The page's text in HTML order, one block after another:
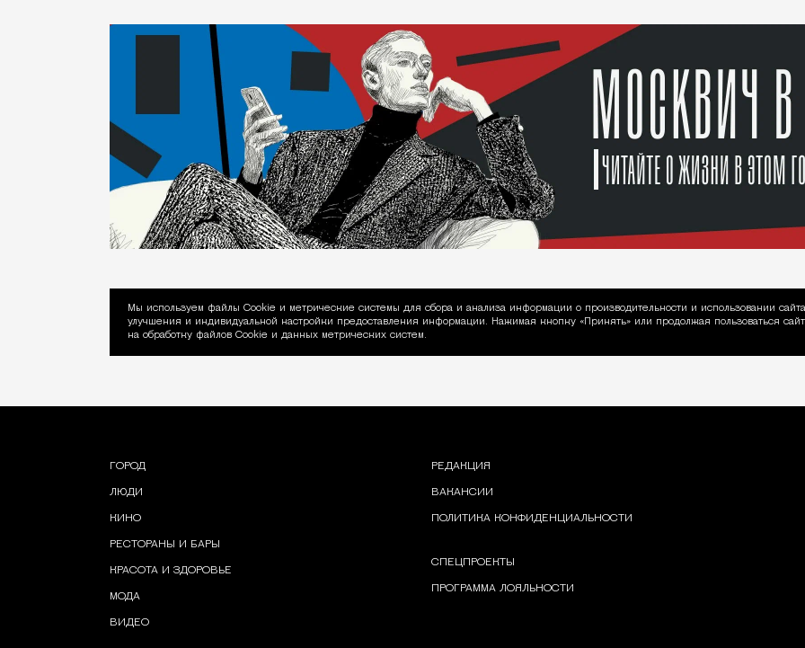
Уведомление об использовании Cookie
Мы используем файлы Сookie и метрические системы для сбора и анализа информации о производительности и использовании
улучшения и индивидуальной настройки предоставления информации. Нажимая кнопку «Принять» или продолжая пользоваться
на обработку файлов Cookie и данных метрических систем.
ГОРОД
ЛЮДИ
КИНО
РЕСТОРАНЫ И БАРЫ
КРАСОТА И ЗДОРОВЬЕ
МОДА
ВИДЕО
РЕДАКЦИЯ
ВАКАНСИИ
ПОЛИТИКА КОНФИДЕНЦИАЛЬНОСТИ
СПЕЦПРОЕКТЫ
ПРОГРАММА ЛОЯЛЬНОСТИ